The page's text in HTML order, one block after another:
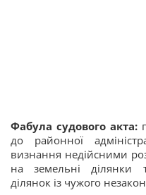
Фабула судового акта:
до районної
визнання недійсними
на земельні ділянки
ділянок із чужого